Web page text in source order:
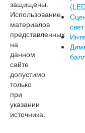
защищены.
Использование
материалов
представленных
на
данном
сайте
допустимо
только
при
указании
источника.
свет